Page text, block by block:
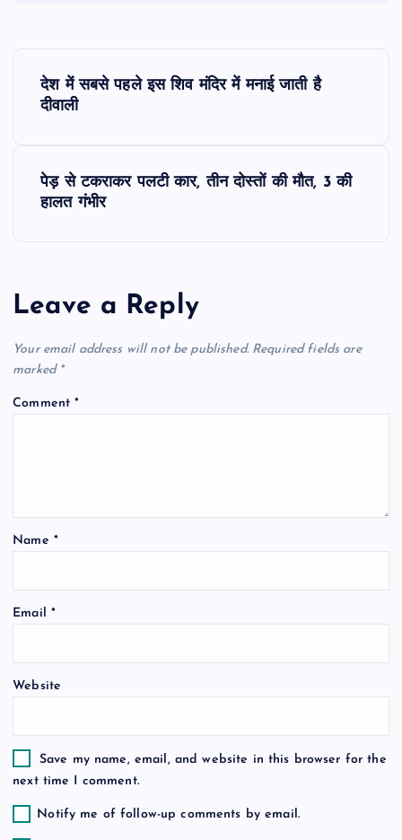
a
v
i
i
o
देश में सबसे पहले इस शिव मंदिर में मनाई जाती है
दीवाली
पेड़ से टकराकर पलटी कार, तीन दोस्तों की मौत, 3 की
हालत गंभीर
Leave a Reply
Your email address will not be published. Required fields are
marked *
Comment*
Name *
Email *
Website
Save my name, email, and website in this browser for the
next time I comment.
Notify me of follow-up comments by email.